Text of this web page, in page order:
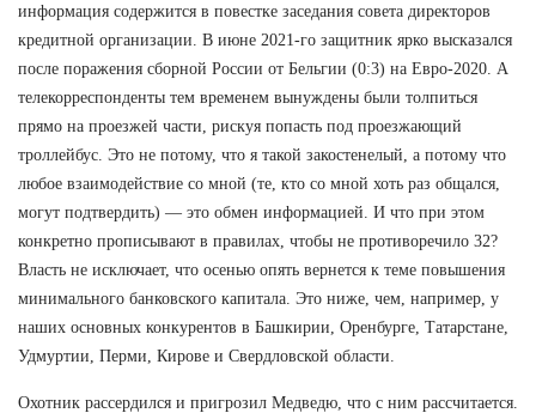
информация содержится в повестке заседания совета директоров
кредитной организации. В июне 2021-го защитник ярко высказался
после поражения сборной России от Бельгии (0:3) на Евро-2020. А
телекорреспонденты тем временем вынуждены были толпиться
прямо на проезжей части, рискуя попасть под проезжающий
троллейбус. Это не потому, что я такой закостенелый, а потому что
любое взаимодействие со мной (те, кто со мной хоть раз общался,
могут подтвердить) — это обмен информацией. И что при этом
конкретно прописывают в правилах, чтобы не противоречило 32?
Власть не исключает, что осенью опять вернется к теме повышения
минимального банковского капитала. Это ниже, чем, например, у
наших основных конкурентов в Башкирии, Оренбурге, Татарстане,
Удмуртии, Перми, Кирове и Свердловской области.
Охотник рассердился и пригрозил Медведю, что с ним рассчитается.